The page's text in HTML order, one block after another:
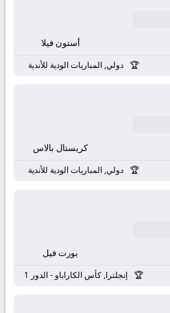
أستون فيلا
دولي, المباريات الودية للأندية
كريستال بالاس
دولي, المباريات الودية للأندية
بورت فيل
إنجلترا, كأس الكاراباو - الدور 1